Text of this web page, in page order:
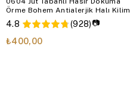
Örme Bohem Antialerjik Halı Kilim
4.8 (928) 📷
₺400,00